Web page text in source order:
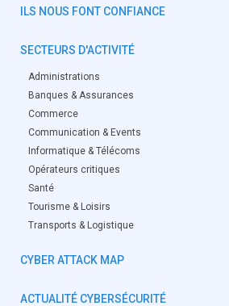
ILS NOUS FONT CONFIANCE
SECTEURS D'ACTIVITÉ
Administrations
Banques & Assurances
Commerce
Communication & Events
Informatique & Télécoms
Opérateurs critiques
Santé
Tourisme & Loisirs
Transports & Logistique
CYBER ATTACK MAP
ACTUALITÉ CYBERSÉCURITÉ